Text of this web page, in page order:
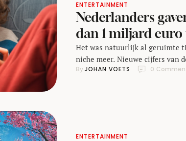
ENTERTAINMENT
Nederlanders
dan 1 miljard
Het was natuurlijk al geruimte
niche meer. Nieuwe cijfers van
consumenten in 2025 samen
By JOHAN VOETS 0
ENTERTAINMENT